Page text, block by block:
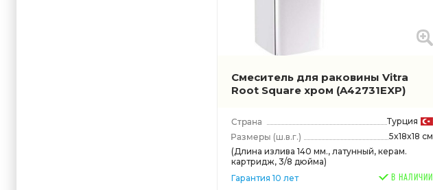
Смеситель для раковины Vitra
Root Square хром (A42731EXP)
Турция
(ш.в.г.)
5x18x18 см
(Длина излива 140 мм., латунный, керам.
картридж, 3/8 дюйма)
Гарантия 10 лет
В НАЛИЧИИ